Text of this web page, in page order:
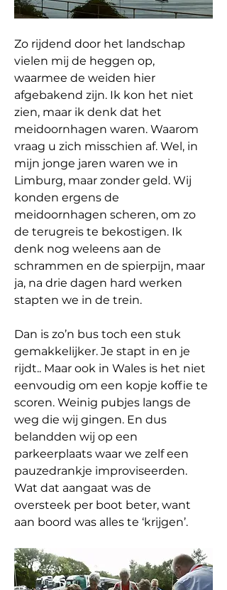
Zo rijdend door het landschap
vielen mij de heggen op,
waarmee de weiden hier
afgebakend zijn. Ik kon het niet
zien, maar ik denk dat het
meidoornhagen waren. Waarom
vraag u zich misschien af. Wel, in
mijn jonge jaren waren we in
Limburg, maar zonder geld. Wij
konden ergens de
meidoornhagen scheren, om zo
de terugreis te bekostigen. Ik
denk nog weleens aan de
schrammen en de spierpijn, maar
ja, na drie dagen hard werken
stapten we in de trein.
Dan is zo’n bus toch een stuk
gemakkelijker. Je stapt in en je
rijdt.. Maar ook in Wales is het niet
eenvoudig om een kopje koffie te
scoren. Weinig pubjes langs de
weg die wij gingen. En dus
belandden wij op een
parkeerplaats waar we zelf een
pauzedrankje improviseerden.
Wat dat aangaat was de
oversteek per boot beter, want
aan boord was alles te ‘krijgen’.